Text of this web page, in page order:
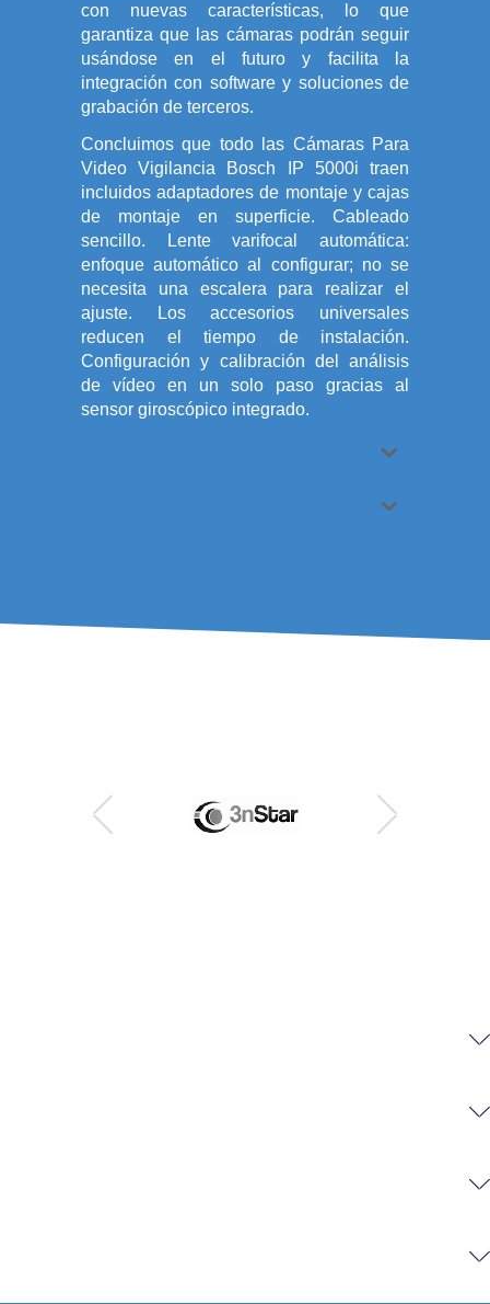
con nuevas características, lo que
garantiza que las cámaras podrán seguir
usándose en el futuro y facilita la
integración con software y soluciones de
grabación de terceros.
Concluimos que todo las Cámaras Para
Video Vigilancia Bosch IP 5000i traen
incluidos adaptadores de montaje y cajas
de montaje en superficie. Cableado
sencillo. Lente varifocal automática:
enfoque automático al configurar; no se
necesita una escalera para realizar el
ajuste. Los accesorios universales
reducen el tiempo de instalación.
Configuración y calibración del análisis
de vídeo en un solo paso gracias al
sensor giroscópico integrado.